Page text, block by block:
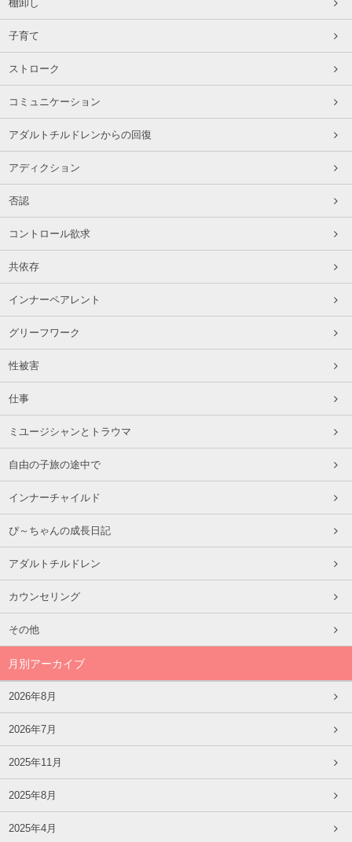
棚卸し
子育て
ストローク
コミュニケーション
アダルトチルドレンからの回復
アディクション
否認
コントロール欲求
共依存
インナーペアレント
グリーフワーク
性被害
仕事
ミユージシャンとトラウマ
自由の子旅の途中で
インナーチャイルド
ぴ～ちゃんの成長日記
アダルトチルドレン
カウンセリング
その他
月別アーカイブ
2026年8月
2026年7月
2025年11月
2025年8月
2025年4月